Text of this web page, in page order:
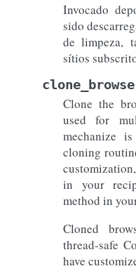
Invocado
sido
de limpeza,
sítios
Clone the
used for
mechanize
cloning
in your
method in
Cloned
thread-safe
have